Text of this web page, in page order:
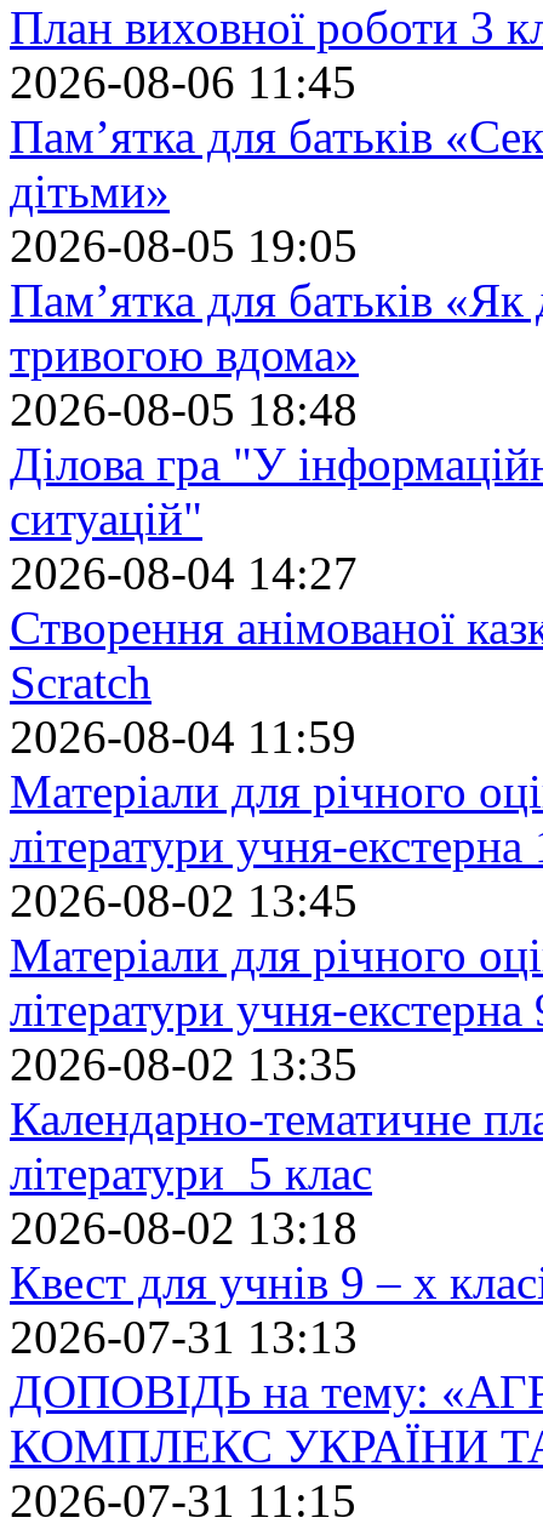
План виховної роботи 3
2026-08-06 11:45
Пам’ятка для батьків
дітьми»
2026-08-05 19:05
Пам’ятка для батьків
тривогою вдома»
2026-08-05 18:48
Ділова гра "У
ситуацій"
2026-08-04 14:27
Створення анімованої
Scratch
2026-08-04 11:59
Матеріали для річного
літератури учня-екстерна
2026-08-02 13:45
Матеріали для річного
літератури учня-екстерна
2026-08-02 13:35
Календарно-тематичне
літератури 5 клас
2026-08-02 13:18
Квест для учнів 9 – х
2026-07-31 13:13
ДОПОВІДЬ на тему:
КОМПЛЕКС УКРАЇНИ
2026-07-31 11:15